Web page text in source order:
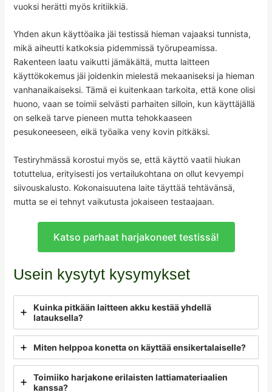
vuoksi herätti myös kritiikkiä.
Yhden akun käyttöaika jäi testissä hieman vajaaksi tunnista,
mikä aiheutti katkoksia pidemmissä työrupeamissa.
Rakenteen laatu vaikutti jämäkältä, mutta laitteen
käyttökokemus jäi joidenkin mielestä mekaaniseksi ja hieman
vanhanaikaiseksi. Tämä ei kuitenkaan tarkoita, että kone olisi
huono, vaan se toimii selvästi parhaiten silloin, kun käyttäjällä
on selkeä tarve pieneen mutta tehokkaaseen
pesukoneeseen, eikä työaika veny kovin pitkäksi.
Testiryhmässä korostui myös se, että käyttö vaatii hiukan
totuttelua, erityisesti jos vertailukohtana on ollut kevyempi
siivouskalusto. Kokonaisuutena laite täyttää tehtävänsä,
mutta se ei tehnyt vaikutusta jokaiseen testaajaan.
Katso parhaat harjakoneet testissä!
Usein kysytyt kysymykset
Kuinka pitkään laitteen akku kestää yhdellä
latauksella?
Miten helppoa konetta on käyttää ensikertalaiselle?
Toimiiko harjakone erilaisten lattiamateriaalien
kanssa?